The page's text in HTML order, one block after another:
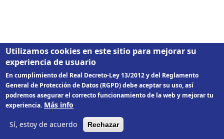
Utilizamos cookies en este sitio para mejorar su
experiencia de usuario
En cumplimiento del Real Decreto-Ley 13/2012 y del Reglamento
General de Protección de Datos (RGPD) debe aceptar su uso, así
podremos asegurar el correcto funcionamiento de la web y mejorar tu
experiencia. Más info
Sí, estoy de acuerdo Rechazar